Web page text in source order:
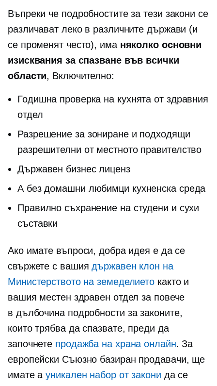
Въпреки че подробностите за тези закони се
различават леко в различните държави (и
се променят често), има няколко основни
изисквания за спазване във всички
области, Включително:
Годишна проверка на кухнята от здравния
отдел
Разрешение за зониране и подходящи
разрешителни от местното правителство
Държавен бизнес лиценз
A без домашни любимци кухненска среда
Правилно съхранение на студени и сухи
съставки
Ако имате въпроси, добра идея е да се
свържете с вашиядържавен клон на
Министерството на земеделието както и
вашия местен здравен отдел за повече
в дълбочинаподробности за законите,
които трябва да спазвате, преди да
започнете продажба на храна онлайн. За
европейски Съюзно базиран продавачи, ще
имате aуникален набор от закони да се